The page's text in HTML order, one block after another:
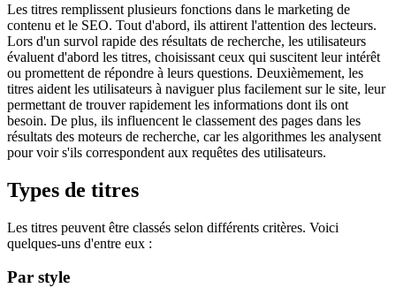
Les titres remplissent plusieurs fonctions dans le marketing de
contenu et le SEO. Tout d'abord, ils attirent l'attention des lecteurs.
Lors d'un survol rapide des résultats de recherche, les utilisateurs
évaluent d'abord les titres, choisissant ceux qui suscitent leur intérêt
ou promettent de répondre à leurs questions. Deuxièmement, les
titres aident les utilisateurs à naviguer plus facilement sur le site, leur
permettant de trouver rapidement les informations dont ils ont
besoin. De plus, ils influencent le classement des pages dans les
résultats des moteurs de recherche, car les algorithmes les analysent
pour voir s'ils correspondent aux requêtes des utilisateurs.
Types de titres
Les titres peuvent être classés selon différents critères. Voici
quelques-uns d'entre eux :
Par style